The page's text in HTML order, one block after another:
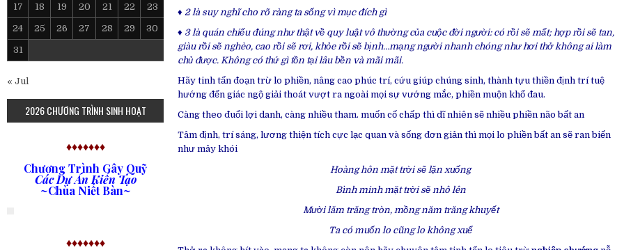
♦ 2 là suy nghĩ cho rõ ràng ta sống vì mục đích gì
♦ 3 là quán chiếu đúng như thật về quy luật vô thường của cuộc đời người: có rồi sẽ mất; hợp rồi sẽ tan,
giàu rồi sẽ nghèo, cao rồi sẽ rơi, khỏe rồi sẽ bịnh…mạng người nhanh chóng như hơi thở không ai làm
chủ được. Không có thứ gì tồn tại lâu bền và mãi mãi.
Hãy tinh tấn đoạn trừ lo phiền, nâng cao phúc trí, cứu giúp chúng sinh, thành tựu thiền định trí tuệ
hướng đến giác ngộ giải thoát vượt ra ngoài mọi sự vướng mắc, phiền muộn khổ đau.
Càng theo đuổi lợi danh, càng nhiều tham. muốn cố chấp thì dĩ nhiên sẽ nhiều phiền não bất an
Tâm định, trí sáng, lương thiện tích cực lạc quan và sống đơn giản thì mọi lo phiền bất an sẽ ran biến
như mây khói
Hoàng hôn mặt trời sẽ lặn xuống
Bình minh mặt trời sẽ nhô lên
Mười lăm trăng tròn, mồng năm trăng khuyết
Ta có muốn lo cũng lo không xuể
17 18 19 20 21 22 23
24 25 26 27 28 29 30
31
« Jul
2026 CHƯƠNG TRÌNH SINH HOẠT
♦♦♦♦♦♦♦
Chương Trình Gây Quỹ
Các Dự Án Kiến Tạo
~Chùa Niết Bàn~
♦♦♦♦♦♦♦